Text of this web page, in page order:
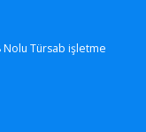
Nolu Türsab işletme